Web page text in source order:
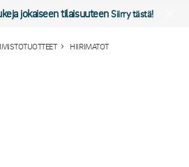
jokaiseen tilaisuuteenSiirry tästä!
HIIRIMATOT